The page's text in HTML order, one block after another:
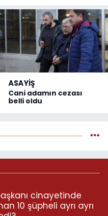
ASAYİŞ
Cani adamın cezası
belli oldu
cinayetinde
10 şüpheli ayrı ayrı